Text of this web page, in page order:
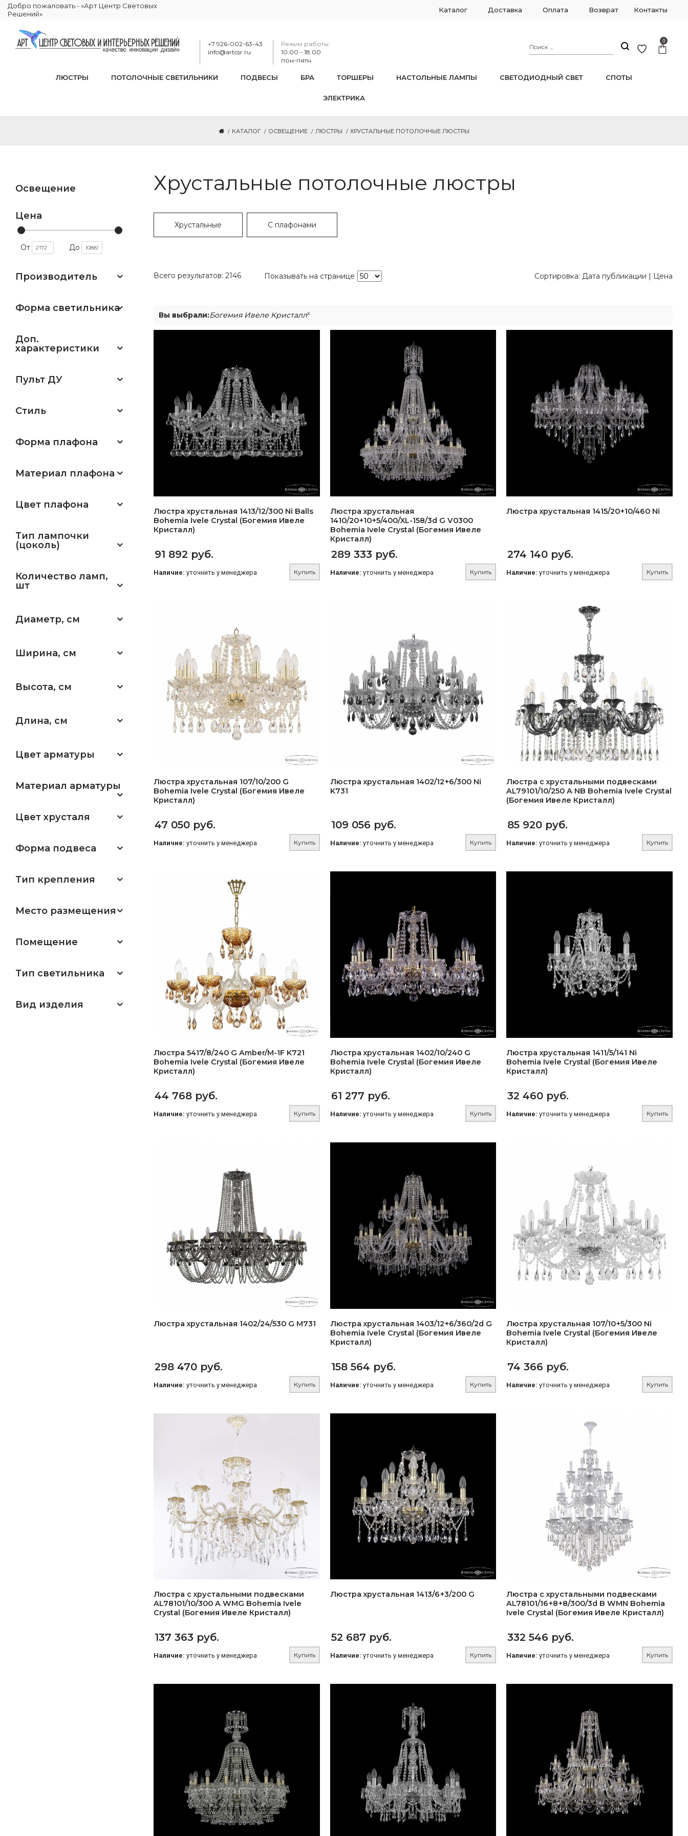
Добро пожаловать - «Арт Центр Световых
Решений»
Каталог Доставка Оплата Возврат Контакты
+7 926-002-63-43
info@artcsr.ru
Режим работы:
10.00 - 18.00
пон-пятн
0
ЛЮСТРЫ ПОТОЛОЧНЫЕ СВЕТИЛЬНИКИ ПОДВЕСЫ БРА ТОРШЕРЫ НАСТОЛЬНЫЕ ЛАМПЫ СВЕТОДИОДНЫЙ СВЕТ СПОТЫ
ЭЛЕКТРИКА
КАТАЛОГ ОСВЕЩЕНИЕ ЛЮСТРЫ ХРУСТАЛЬНЫЕ ПОТОЛОЧНЫЕ ЛЮСТРЫ
Хрустальные потолочные люстры
Хрустальные С плафонами
Всего результатов: 2146 Показывать на странице Сортировка: Дата публикации | Цена
Вы выбрали:Богемия Ивеле Кристаллx
Люстра хрустальная 1413/12/300 Ni Balls
Bohemia Ivele Crystal (Богемия Ивеле
Кристалл)
91 892 руб.
Наличие: уточнить у менеджера Купить
Люстра хрустальная
1410/20+10+5/400/XL-158/3d G V0300
Bohemia Ivele Crystal (Богемия Ивеле
Кристалл)
289 333 руб.
Наличие: уточнить у менеджера Купить
Люстра хрустальная 1415/20+10/460 Ni
274 140 руб.
Наличие: уточнить у менеджера Купить
Люстра хрустальная 107/10/200 G
Bohemia Ivele Crystal (Богемия Ивеле
Кристалл)
47 050 руб.
Наличие: уточнить у менеджера Купить
Люстра хрустальная 1402/12+6/300 Ni
K731
109 056 руб.
Наличие: уточнить у менеджера Купить
Люстра с хрустальными подвесками
AL79101/10/250 A NB Bohemia Ivele Crystal
(Богемия Ивеле Кристалл)
85 920 руб.
Наличие: уточнить у менеджера Купить
Люстра 5417/8/240 G Amber/M-1F K721
Bohemia Ivele Crystal (Богемия Ивеле
Кристалл)
44 768 руб.
Наличие: уточнить у менеджера Купить
Люстра хрустальная 1402/10/240 G
Bohemia Ivele Crystal (Богемия Ивеле
Кристалл)
61 277 руб.
Наличие: уточнить у менеджера Купить
Люстра хрустальная 1411/5/141 Ni
Bohemia Ivele Crystal (Богемия Ивеле
Кристалл)
32 460 руб.
Наличие: уточнить у менеджера Купить
Люстра хрустальная 1402/24/530 G M731
298 470 руб.
Наличие: уточнить у менеджера Купить
Люстра хрустальная 1403/12+6/360/2d G
Bohemia Ivele Crystal (Богемия Ивеле
Кристалл)
158 564 руб.
Наличие: уточнить у менеджера Купить
Люстра хрустальная 107/10+5/300 Ni
Bohemia Ivele Crystal (Богемия Ивеле
Кристалл)
74 366 руб.
Наличие: уточнить у менеджера Купить
Люстра с хрустальными подвесками
AL78101/10/300 A WMG Bohemia Ivele
Crystal (Богемия Ивеле Кристалл)
137 363 руб.
Наличие: уточнить у менеджера Купить
Люстра хрустальная 1413/6+3/200 G
52 687 руб.
Наличие: уточнить у менеджера Купить
Люстра с хрустальными подвесками
AL78101/16+8+8/300/3d B WMN Bohemia
Ivele Crystal (Богемия Ивеле Кристалл)
332 546 руб.
Наличие: уточнить у менеджера Купить
Освещение
Цена
От До
Производитель
Форма светильника
Доп.
характеристики
Пульт ДУ
Стиль
Форма плафона
Материал плафона
Цвет плафона
Тип лампочки
(цоколь)
Количество ламп,
шт
Диаметр, см
Ширина, см
Высота, см
Длина, см
Цвет арматуры
Материал арматуры
Цвет хрусталя
Форма подвеса
Тип крепления
Место размещения
Помещение
Тип светильника
Вид изделия